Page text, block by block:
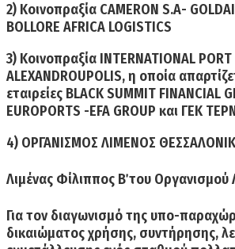
2) Κοινοπραξία CAMERON S.A-
BOLLORE AFRICA LOGISTICS
3) Κοινοπραξία INTERNATIONAL
ALEXANDROUPOLIS, η οποία
εταιρείες BLACK SUMMIT FINANCIAL
EUROPORTS -EFA GROUP και ΓΕΚ
4) ΟΡΓΑΝΙΣΜΟΣ ΛΙΜΕΝΟΣ
Λιμένας Φίλιππος Β΄ του
Για τον διαγωνισμό της υπο-
δικαιώματος χρήσης, συντήρησης,